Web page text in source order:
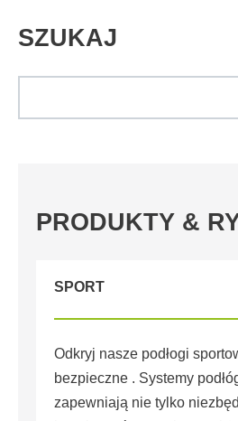
SZUKAJ
PRODUKTY &
SPORT
Odkryj nasze podłogi
bezpieczne . Systemy
zapewniają nie tylko